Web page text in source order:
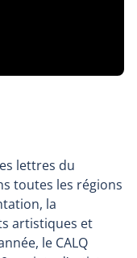
lettres du
toutes les régions
la
artistiques et
le CALQ